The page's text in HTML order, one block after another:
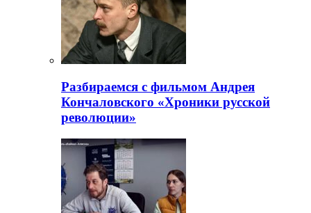
Разбираемся с фильмом Андрея
Кончаловского «Хроники русской
революции»